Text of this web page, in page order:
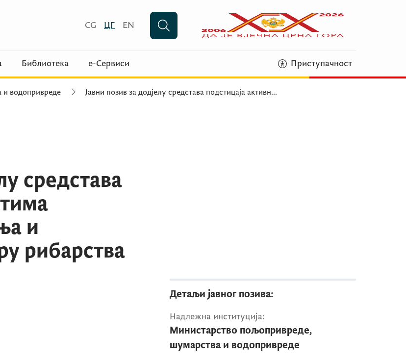
CG ЦГ EN
Библиотека е-Сервиси Приступачност
водопривреде Јавни позив за додјелу средстава подстицаја активн...
средстава
и
рибарства
Детаљи јавног позива:
Надлежна институција:
Министарство пољопривреде,
шумарства и водопривреде